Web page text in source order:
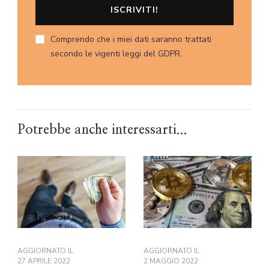
Comprendo che i miei dati saranno trattati
secondo le vigenti leggi del GDPR.
Potrebbe anche interessarti...
AGGIORNATO IL
27 APRILE 2022
AGGIORNATO IL
2 MAGGIO 2022